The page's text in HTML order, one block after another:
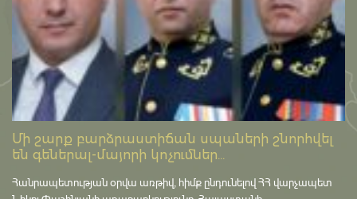
Մի շարք բարձրաստիճան սպաների շնորհվել
են գեներալ-մայորի կոչումներ...
Հանրապետության օրվա առթիվ, հիմք ընդունելով ՀՀ վարչապետ